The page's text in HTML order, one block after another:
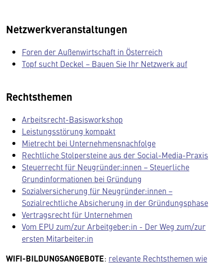
Netzwerkveranstaltungen
Foren der Außenwirtschaft in Österreich
Topf sucht Deckel − Bauen Sie Ihr Netzwerk auf
Rechtsthemen
Arbeitsrecht-Basisworkshop
Leistungsstörung kompakt
Mietrecht bei Unternehmensnachfolge
Rechtliche Stolpersteine aus der Social-Media-Praxis
Steuerrecht für Neugründer:innen − Steuerliche
Grundinformationen bei Gründung
Sozialversicherung für Neugründer:innen −
Sozialrechtliche Absicherung in der Gründungsphase
Vertragsrecht für Unternehmen
Vom EPU zum/zur Arbeitgeber:in - Der Weg zum/zur
ersten Mitarbeiter:in
WIFI-BILDUNGSANGEBOTE: relevante Rechtsthemen wie